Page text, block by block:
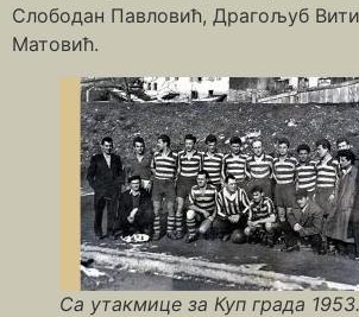
Слободан Павловић, Драгољуб
Матовић.
Са утакмице за Куп града